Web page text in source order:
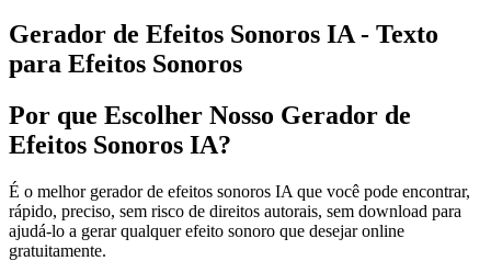
Gerador de Efeitos Sonoros IA - Texto
para Efeitos Sonoros
Por que Escolher Nosso Gerador de
Efeitos Sonoros IA?
É o melhor gerador de efeitos sonoros IA que você pode encontrar,
rápido, preciso, sem risco de direitos autorais, sem download para
ajudá-lo a gerar qualquer efeito sonoro que desejar online
gratuitamente.